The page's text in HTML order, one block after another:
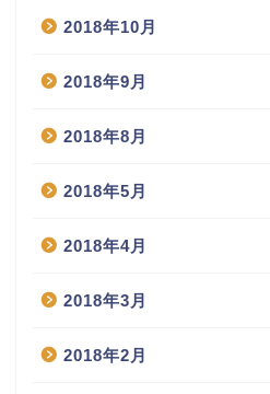
2018年10月
2018年9月
2018年8月
2018年5月
2018年4月
2018年3月
2018年2月